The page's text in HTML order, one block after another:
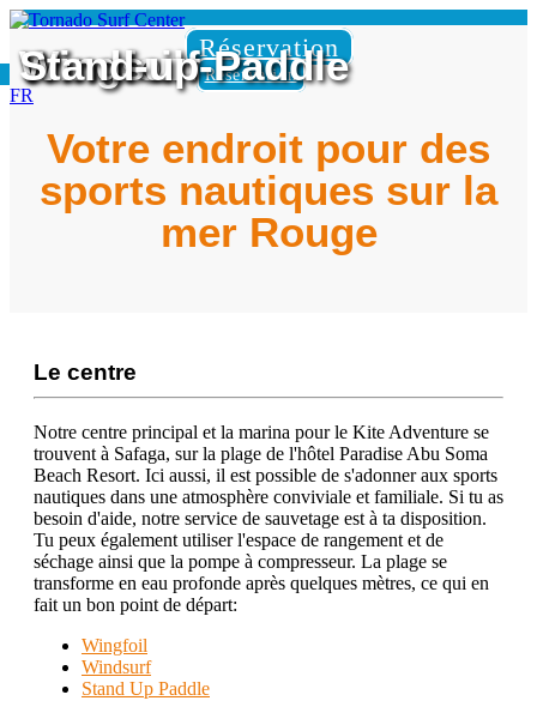
Réservation
Réservation
FR
Votre endroit pour des
sports nautiques sur la
mer Rouge
Le centre
Notre centre principal et la marina pour le Kite Adventure se
trouvent à Safaga, sur la plage de l'hôtel Paradise Abu Soma
Beach Resort. Ici aussi, il est possible de s'adonner aux sports
nautiques dans une atmosphère conviviale et familiale. Si tu as
besoin d'aide, notre service de sauvetage est à ta disposition.
Tu peux également utiliser l'espace de rangement et de
séchage ainsi que la pompe à compresseur. La plage se
transforme en eau profonde après quelques mètres, ce qui en
fait un bon point de départ:
Wingfoil
Windsurf
Stand Up Paddle
Wingfoil
Windsurf
Stand-up-Paddle